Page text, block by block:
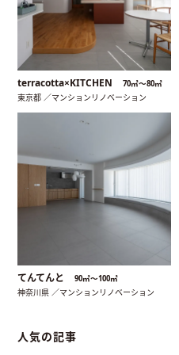
terracotta×KITCHEN 70㎡〜80㎡
東京都 ／マンションリノベーション
てんてんと 90㎡〜100㎡
神奈川県 ／マンションリノベーション
人気の記事